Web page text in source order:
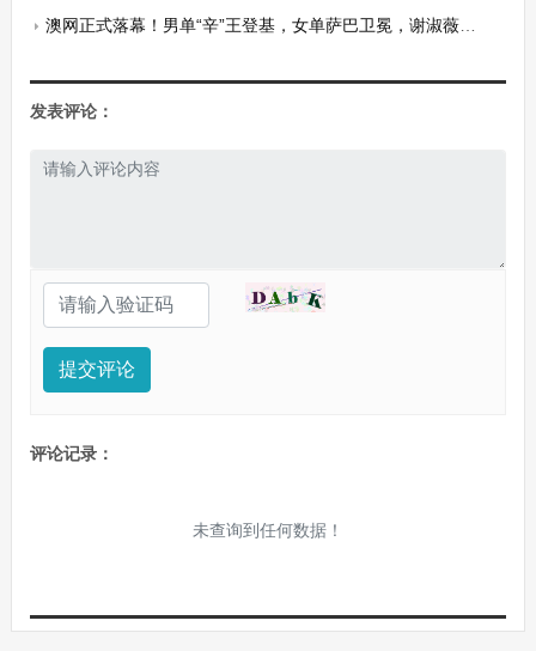
澳网正式落幕！男单“辛”王登基，女单萨巴卫冕，谢淑薇独揽两冠
发表评论：
提交评论
评论记录：
未查询到任何数据！